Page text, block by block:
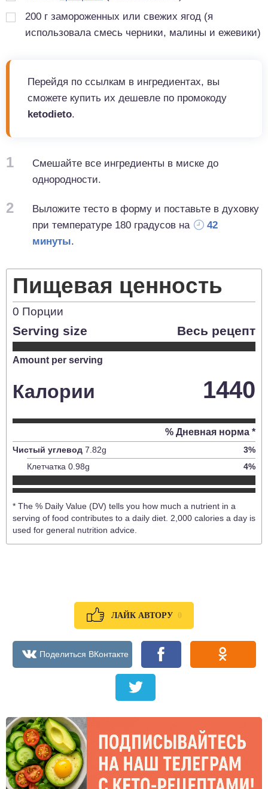
200 г замороженных или свежих ягод (я
использовала смесь черники, малины и ежевики)
Перейдя по ссылкам в ингредиентах, вы
сможете купить их дешевле по промокоду
ketodieto.
1
Смешайте все ингредиенты в миске до
однородности.
2
Выложите тесто в форму и поставьте в духовку
при температуре 180 градусов на
42
минуты.
Пищевая ценность
0 Порции
Serving size Весь рецепт
Amount per serving
Калории 1440
% Дневная норма *
Чистый углевод 7.82g 3%
Клетчатка 0.98g 4%
* The % Daily Value (DV) tells you how much a nutrient in a
serving of food contributes to a daily diet. 2,000 calories a day is
used for general nutrition advice.
ЛАЙК АВТОРУ 0